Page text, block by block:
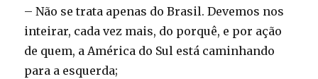
– Não se trata apenas do Brasil. Devemos nos
inteirar, cada vez mais, do porquê, e por ação
de quem, a América do Sul está caminhando
para a esquerda;